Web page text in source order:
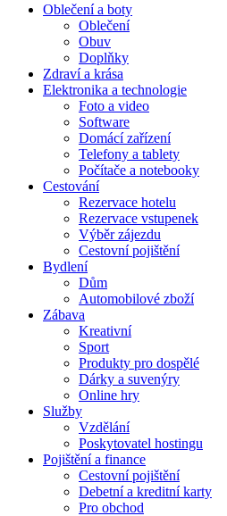
Oblečení a boty
Oblečení
Obuv
Doplňky
Zdraví a krása
Elektronika a technologie
Foto a video
Software
Domácí zařízení
Telefony a tablety
Počítače a notebooky
Cestování
Rezervace hotelu
Rezervace vstupenek
Výběr zájezdu
Cestovní pojištění
Bydlení
Dům
Automobilové zboží
Zábava
Kreativní
Sport
Produkty pro dospělé
Dárky a suvenýry
Online hry
Služby
Vzdělání
Poskytovatel hostingu
Pojištění a finance
Cestovní pojištění
Debetní a kreditní karty
Pro obchod